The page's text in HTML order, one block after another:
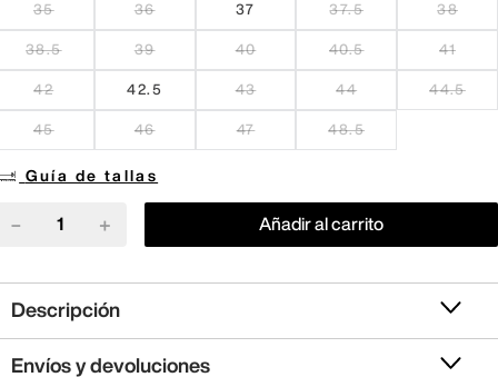
35 36 37 37.5 38
38.5 39 40 40.5 41
42 42.5 43 44 44.5
45 46 47 48.5
Guía de tallas
＋
－ Añadir al carrito
Descripción
Envíos y devoluciones